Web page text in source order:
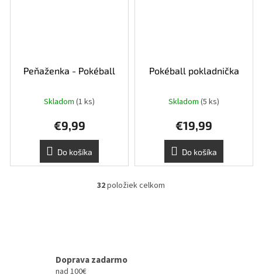
Peňaženka - Pokéball
Skladom (1 ks)
€9,99
Do košíka
Pokéball pokladnička
Skladom (5 ks)
€19,99
Do košíka
O
32položiek celkom
Doprava zadarmo
nad 100€